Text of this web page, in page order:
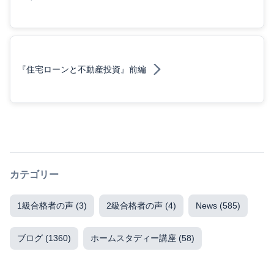
『住宅ローンと不動産投資』前編
カテゴリー
1級合格者の声 (3) 2級合格者の声 (4) News (585)
ブログ (1360) ホームスタディー講座 (58)